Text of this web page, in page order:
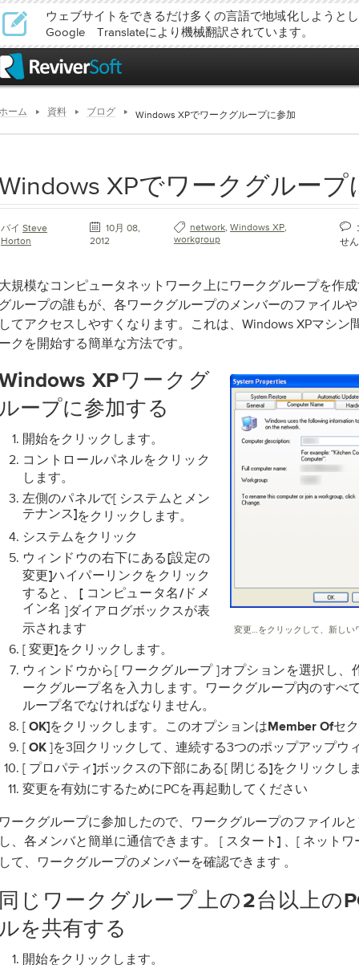
ウェブサイトをできるだけ多くの言語で地域化しようと
Google Translateにより機械翻訳されています。
ーム 資料 ブログ Windows XPでワークグループに参加
XPでワークグループ
バイ Steve
Horton
10月 08,
2012
network, Windows XP,
workgroup
せん
規模なコンピュータネットワーク上にワークグループを作
ループの誰もが、各ワークグループのメンバーのファイル
てアクセスしやすくなります。これは、Windows XPマシン
クを開始する簡単な方法です。
変更…をクリックして、新しい
XPワークグ
ープに参加する
開始をクリックします。
コントロールパネルを クリック
します。
左側のパネルで[ システムとメン
テナンス]をクリックし ます。
システムをクリック
ウィンドウの右下にある [設定の
変更]ハイパーリンクをクリック
すると、
[ コンピュータ名/ドメ
イン名 ]ダイアログボックスが表
示されます
[ 変更]をクリックし ます。
ウィンドウから[ ワークグループ]オプションを選択し、
ークグループ名を入力します。ワークグループ内のすべ
ループ名でなければなりません。
[ OK]をクリックします。このオプションは Member Ofセ
[ OK ]を3回クリックして、連続する3つのポップアップウ
[ プロパティ]ボックスの下部にある[ 閉じる]をクリックし
変更を有効にするためにPCを再起動してください
ークグループに参加したので、ワークグループのファイル
、各メンバと簡単に通信できます。 [ スタート] 、[ ネットワ
て、ワークグループのメンバーを確認でき ます 。
じワークグループ上の2台以上の
を共有する
開始をクリックします。